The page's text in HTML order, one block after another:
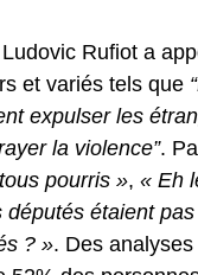
Rufiot a
et variés tels que
expulser les
la violence”.
pourris », « Eh
députés étaient
? ». Des